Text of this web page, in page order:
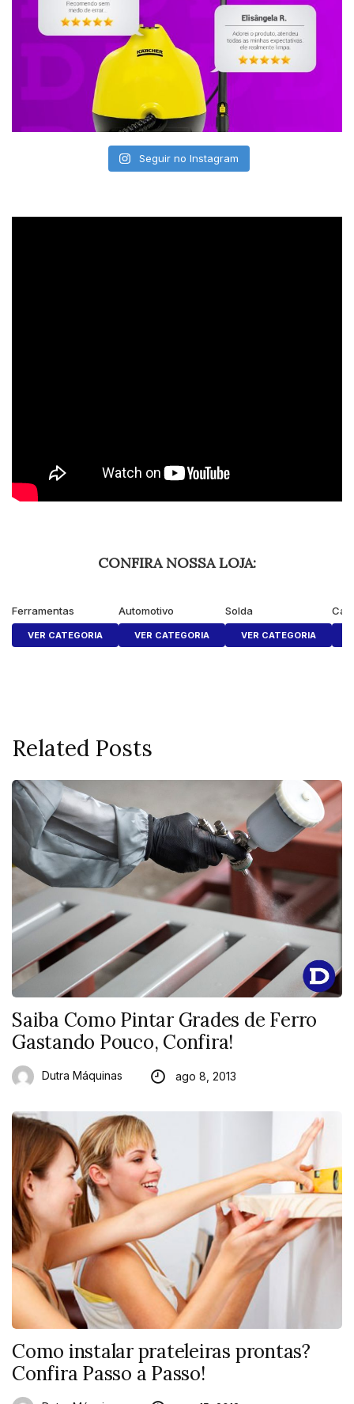
Seguir no Instagram
CONFIRA NOSSA LOJA:
Ferramentas
VER CATEGORIA
Automotivo
VER CATEGORIA
Solda
VER CATEGORIA
Related Posts
Saiba Como Pintar Grades de Ferro
Gastando Pouco, Confira!
Dutra Máquinas ago 8, 2013
Como instalar prateleiras prontas?
Confira Passo a Passo!